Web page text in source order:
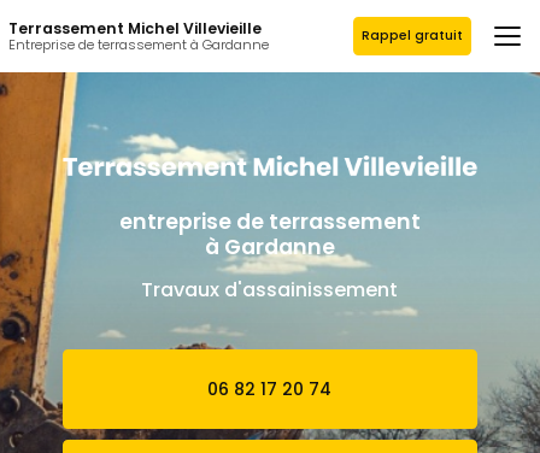
au
contenu
principal
Terrassement Michel Villevieille
Entreprise de terrassement à Gardanne Rappel gratuit
entreprise de terrassement
à Gardanne
Travaux d'assainissement
06 82 17 20 74